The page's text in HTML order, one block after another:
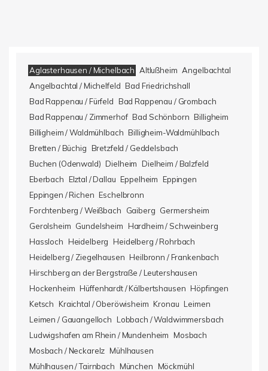
Aglasterhausen / Michelbach Altlußheim Angelbachtal
Angelbachtal / Michelfeld Bad Friedrichshall
Bad Rappenau / Fürfeld Bad Rappenau / Grombach
Bad Rappenau / Zimmerhof Bad Schönborn Billigheim
Billigheim / Waldmühlbach Billigheim-Waldmühlbach
Bretten / Büchig Bretzfeld / Geddelsbach
Buchen (Odenwald) Dielheim Dielheim / Balzfeld
Eberbach Elztal / Dallau Eppelheim Eppingen
Eppingen / Richen Eschelbronn
Forchtenberg / Weißbach
Gaiberg Germersheim
Gerolsheim Gundelsheim Hardheim / Schweinberg
Hassloch Heidelberg Heidelberg / Rohrbach
Heidelberg / Ziegelhausen Heilbronn / Frankenbach
Hirschberg an der Bergstraße / Leutershausen
Hockenheim Hüffenhardt / Kälbertshausen Höpfingen
Ketsch Kraichtal / Oberöwisheim Kronau Leimen
Leimen / Gauangelloch Lobbach / Waldwimmersbach
Ludwigshafen am Rhein / Mundenheim Mosbach
Mosbach / Neckarelz Mühlhausen
Mühlhausen / Tairnbach München Möckmühl